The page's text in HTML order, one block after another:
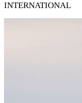
INTERNATIONAL